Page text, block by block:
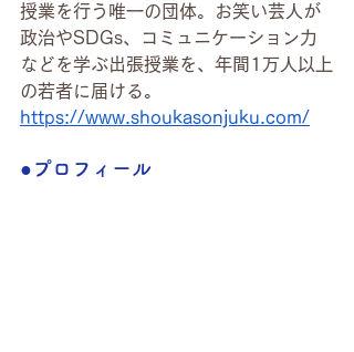
授業を行う唯一の団体。お笑い芸人が
政治やSDGs、コミュニケーション力
などを学ぶ出張授業を、年間1万人以上
の若者に届ける。
https://www.shoukasonjuku.com/
●プロフィール